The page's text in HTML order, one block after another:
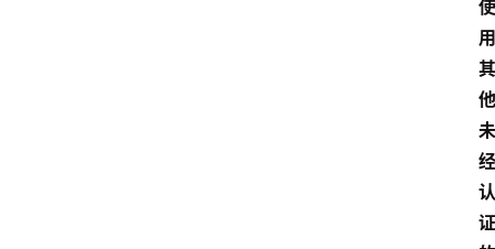
使
用
其
他
未
经
认
证